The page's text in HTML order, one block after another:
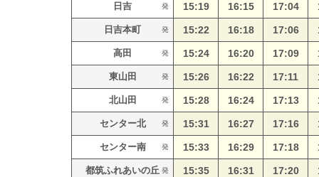
日吉 発 15:19 16:15 17:04
日吉本町 発 15:22 16:18 17:06
高田 発 15:24 16:20 17:09
東山田 発 15:26 16:22 17:11
北山田 発 15:28 16:24 17:13
センター北 発 15:31 16:27 17:16
センター南 発 15:33 16:29 17:18
都筑ふれあいの丘 発 15:35 16:31 17:20